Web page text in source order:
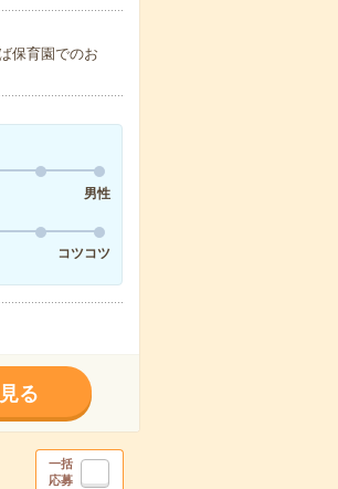
保育園でのお
男性
コツコツ
る
一括
応募